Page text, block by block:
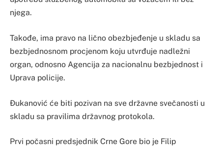
njega.
Takođe, ima pravo na lično obezbjeđenje u skladu sa
bezbjednosnom procjenom koju utvrđuje nadležni
organ, odnosno Agencija za nacionalnu bezbjednost i
Uprava policije.
Đukanović će biti pozivan na sve državne svečanosti u
skladu sa pravilima državnog protokola.
Prvi počasni predsjednik Crne Gore bio je Filip